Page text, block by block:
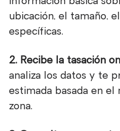
ubicación, el tamaño,
específicas.
2. Recibe la tasación
analiza los datos y te
estimada basada en
zona.